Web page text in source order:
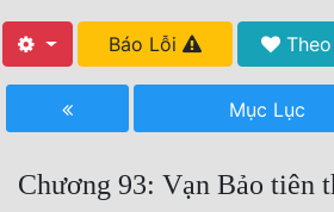
Truyện Mới Ra
Hoàn Thành
Hậu Cung
Báo Lỗi Theo
Mục Lục
Chương 93: Vạn Bảo tiên